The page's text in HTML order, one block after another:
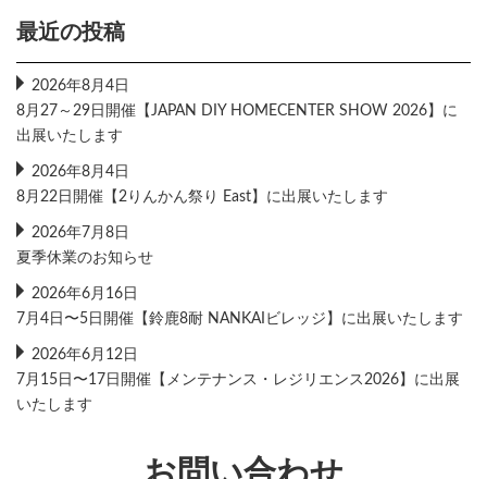
最近の投稿
2026年8月4日
8月27～29日開催【JAPAN DIY HOMECENTER SHOW 2026】に
出展いたします
2026年8月4日
8月22日開催【2りんかん祭り East】に出展いたします
2026年7月8日
夏季休業のお知らせ
2026年6月16日
7月4日〜5日開催【鈴鹿8耐 NANKAIビレッジ】に出展いたします
2026年6月12日
7月15日〜17日開催【メンテナンス・レジリエンス2026】に出展
いたします